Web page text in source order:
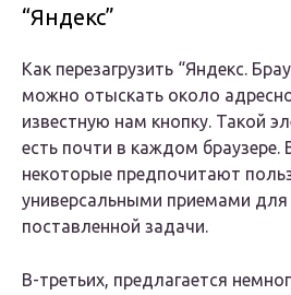
“Яндекс”
Как перезагрузить “Яндекс.
можно отыскать около
известную нам кнопку. Такой
есть почти в каждом браузере.
некоторые предпочитают
универсальными приемами для
поставленной задачи.
В-третьих, предлагается